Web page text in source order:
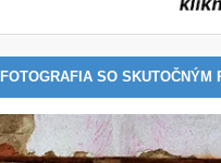
FOTOGRAFIA SO SKUTOČNÝM